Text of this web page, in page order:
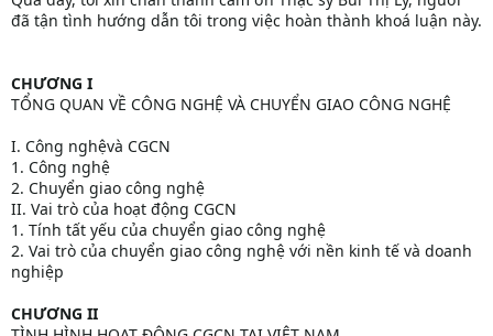
đã tận tình hướng dẫn tôi trong việc hoàn thành khoá luận này.
CHƯƠNG I
TỔNG QUAN VỀ CÔNG NGHỆ VÀ CHUYỂN GIAO CÔNG NGHỆ
I. Công nghệvà CGCN
1. Công nghệ
2. Chuyển giao công nghệ
II. Vai trò của hoạt động CGCN
1. Tính tất yếu của chuyển giao công nghệ
2. Vai trò của chuyển giao công nghệ với nền kinh tế và doanh
nghiệp
CHƯƠNG II